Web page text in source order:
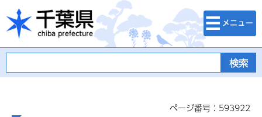
千葉県
検索・メニュ
ー
ページ番号：593922